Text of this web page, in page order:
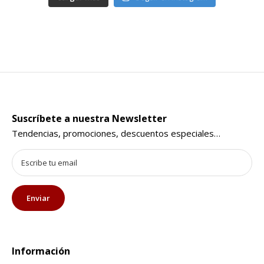
Suscríbete a nuestra Newsletter
Tendencias, promociones, descuentos especiales…
Información